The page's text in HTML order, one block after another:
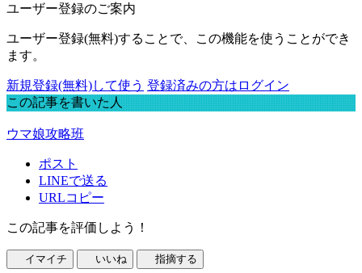
ユーザー登録のご案内
ユーザー登録(無料)することで、この機能を使うことができ
ます。
新規登録(無料)して使う 登録済みの方はログイン
この記事を書いた人
ウマ娘攻略班
ポスト
LINEで送る
URLコピー
この記事を評価しよう！
イマイチ いいね 指摘する